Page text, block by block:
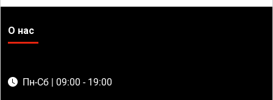
О нас
Пн-Сб | 09:00 - 19:00